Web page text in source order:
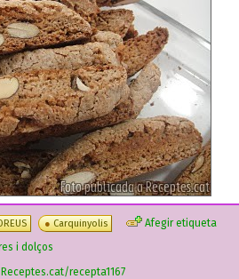
Carquinyolis
Afegir etiqueta
i dolços
Receptes.cat/recepta1167